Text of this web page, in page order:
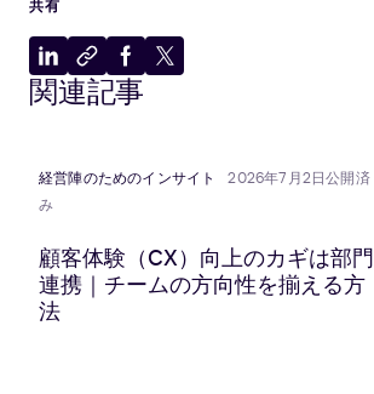
共有
LinkedIn
に
ク
リ
ボ
に
コ
ピ
Facebook
に
X
関連記事
経営陣のためのインサイト
2026年7月2日公開済
み
顧客体験（CX）向上のカギは部門
連携｜チームの方向性を揃える方
法